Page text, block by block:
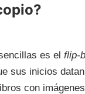
es el flip-
sus inicios
con